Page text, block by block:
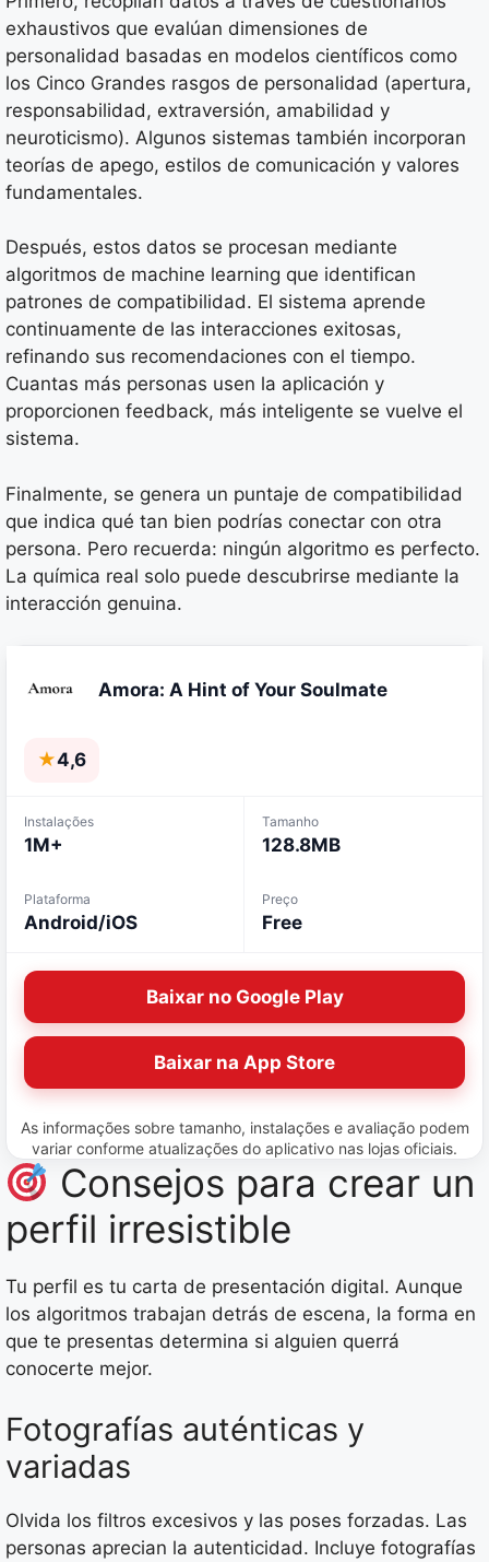
exhaustivos que evalúan dimensiones de
personalidad basadas en modelos científicos como
los Cinco Grandes rasgos de personalidad (apertura,
responsabilidad, extraversión, amabilidad y
neuroticismo). Algunos sistemas también incorporan
teorías de apego, estilos de comunicación y valores
fundamentales.
Después, estos datos se procesan mediante
algoritmos de machine learning que identifican
patrones de compatibilidad. El sistema aprende
continuamente de las interacciones exitosas,
refinando sus recomendaciones con el tiempo.
Cuantas más personas usen la aplicación y
proporcionen feedback, más inteligente se vuelve el
sistema.
Finalmente, se genera un puntaje de compatibilidad
que indica qué tan bien podrías conectar con otra
persona. Pero recuerda: ningún algoritmo es perfecto.
La química real solo puede descubrirse mediante la
interacción genuina.
Amora: A Hint of Your Soulmate
★4,6
Instalações
1M+
Tamanho
128.8MB
Plataforma
Android/iOS
Preço
Free
Baixar no Google Play
Baixar na App Store
As informações sobre tamanho, instalações e avaliação podem
variar conforme atualizações do aplicativo nas lojas oficiais.
Consejos para crear un
perfil irresistible
Tu perfil es tu carta de presentación digital. Aunque
los algoritmos trabajan detrás de escena, la forma en
que te presentas determina si alguien querrá
conocerte mejor.
Fotografías auténticas y
variadas
Olvida los filtros excesivos y las poses forzadas. Las
personas aprecian la autenticidad. Incluye fotografías